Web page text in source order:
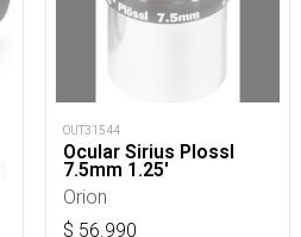
OUT31544
Ocular Sirius Plossl
7.5mm 1.25'
Orion
$ 56.990